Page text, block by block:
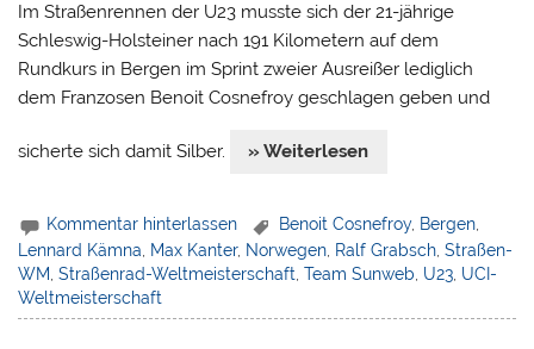
Im Straßenrennen der U23 musste sich der 21-jährige
Schleswig-Holsteiner nach 191 Kilometern auf dem
Rundkurs in Bergen im Sprint zweier Ausreißer lediglich
dem Franzosen Benoit Cosnefroy geschlagen geben und
sicherte sich damit Silber. » Weiterlesen
Kommentar hinterlassen Benoit Cosnefroy, Bergen
Lennard Kämna
Max Kanter, Norwegen Ralf Grabsch ,Straßen-
WM ,Straßenrad-Weltmeisterschaft ,Team Sunweb U23 UCI-
Weltmeisterschaft